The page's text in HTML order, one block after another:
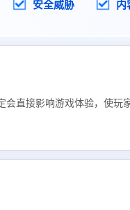
安全威胁 内
直接影响游戏体验，使玩